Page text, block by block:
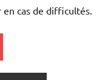
cas de difficultés.